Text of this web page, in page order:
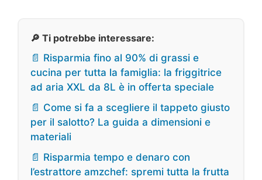
🔎 Ti potrebbe interessare:
📄 Risparmia fino al 90% di grassi e
cucina per tutta la famiglia: la friggitrice
ad aria XXL da 8L è in offerta speciale
📄 Come si fa a scegliere il tappeto giusto
per il salotto? La guida a dimensioni e
materiali
📄 Risparmia tempo e denaro con
l’estrattore amzchef: spremi tutta la frutta